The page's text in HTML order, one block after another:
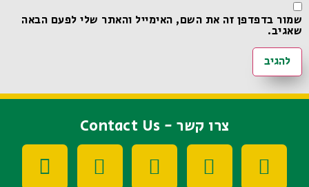
שמור בדפדפן זה את השם, האימייל והאתר שלי לפעם הבאה
שאגיב.
צרו קשר - Contact Us